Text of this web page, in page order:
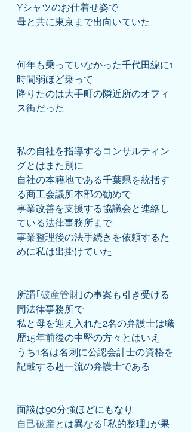
Yシャツのお仕着せ姿で
母と共に東京まで出向いていた
何年も乗っていなかった千代田線に1
時間弱ほど乗って
降りたのは大手町の隣近所のオフィ
ス街だった
私の自社を指導するコンサルティン
グとはまた別に
自社の本籍地である千葉県を統括す
る商工会議所本部の勧めで
事業改善を支援する協議会と連絡し
ている法律事務所まで
事業整理後の法手続きを依頼するた
めに私は出掛けていた
所謂｢ 破産管財 ｣の事案も引き受ける
同法律事務所で
私と母を迎え入れた2名の弁護士は職
歴15年前後の中堅の方々とはいえ
うち1名は名刺に公認会計士の資格を
記載する超一流の弁護士である
面談は90分強ほどにもなり
自己破産とは異なる｢私的整理｣が果